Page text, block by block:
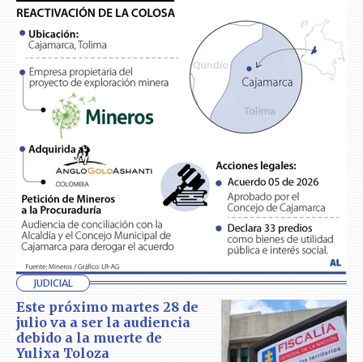
JUDICIAL
Este próximo martes 28 de
julio va a ser la audiencia
debido a la muerte de
Yulixa Toloza